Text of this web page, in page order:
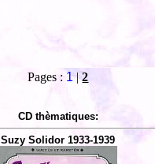
Pages : 1|2
CD thèmatiques:
Suzy Solidor 1933-1939